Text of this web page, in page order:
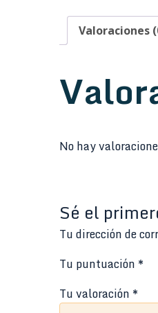
Valoraciones
No hay
Sé el
Tu dirección de
Tu puntuación *
Tu valoración *